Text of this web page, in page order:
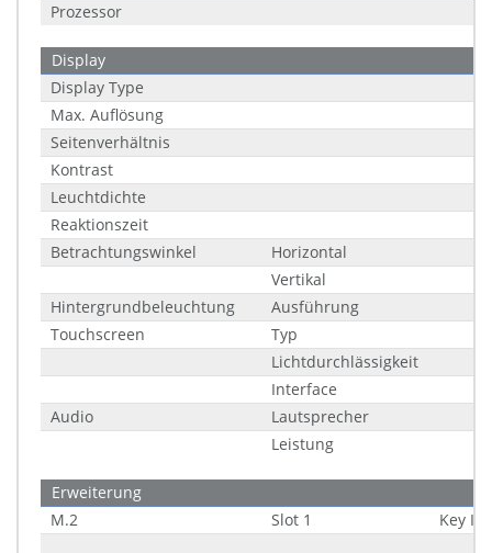
Prozessor
Display
Display Type
Max. Auflösung
Seitenverhältnis
Kontrast
Leuchtdichte
Reaktionszeit
Betrachtungswinkel
Horizontal
Vertikal
Hintergrundbeleuchtung
Ausführung
Touchscreen
Typ
Lichtdurchlässigkeit
Interface
Audio
Lautsprecher
Leistung
Erweiterung
M.2
Slot 1 Key ID